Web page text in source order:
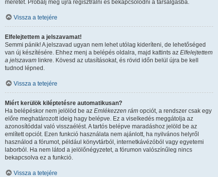
méretét. Próbálj meg újra regisztrálni és bekapcsolódni a társalgásba.
Vissza a tetejére
Elfelejtettem a jelszavamat!
Semmi pánik! A jelszavad ugyan nem lehet utólag kideríteni, de lehetőséged
van új készítésére. Ehhez menj a belépés oldalra, majd kattints az Elfelejtettem
a jelszavam linkre. Kövesd az utasításokat, és rövid időn belül újra be kell
tudnod lépned.
Vissza a tetejére
Miért kerülök kiléptetésre automatikusan?
Ha belépéskor nem jelölöd be az Emlékezzen rám opciót, a rendszer csak egy
előre meghatározott ideig hagy belépve. Ez a viselkedés meggátolja az
azonosítóddal való visszaélést. A tartós belépve maradáshoz jelöld be az
említett opciót. Ezen funkció használata nem ajánlott, ha nyilvános helyről
használod a fórumot, például könyvtárból, internetkávézóból vagy egyetemi
laborból. Ha nem látod a jelölőnégyzetet, a fórumon valószínűleg nincs
bekapcsolva ez a funkció.
Vissza a tetejére